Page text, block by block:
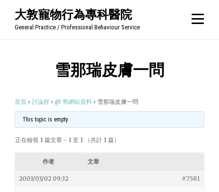
大敦寵物行為專科醫院
General Practice / Professional Behaviour Service
雪那瑞皮膚一問
首頁 › 討論群 › @ 舊網站資料 › 雪那瑞皮膚一問
This topic is empty.
正在檢視 1 篇文章 - 1 至 1 （共計 1 篇）
作者 文章
2003/03/02 09:32 #7581